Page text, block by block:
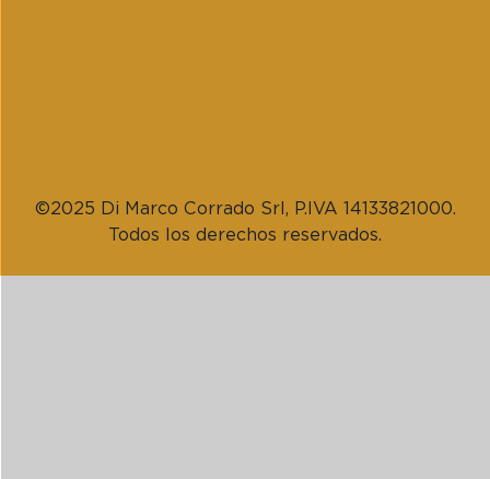
©2025 Di Marco Corrado Srl, P.IVA 14133821000.
Todos los derechos reservados.